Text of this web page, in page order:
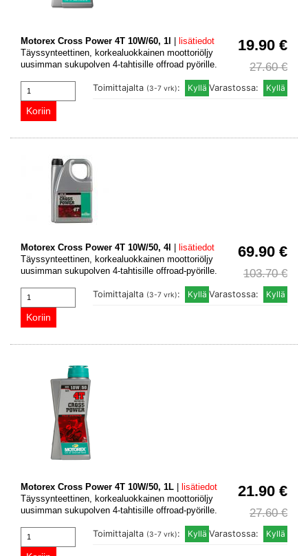
19.90 €
27.60 €
Motorex Cross Power 4T 10W/60, 1l
lisätiedot
Täyssynteettinen, korkealuokkainen moottoriöljy
uusimman sukupolven 4-tahtisille offroad pyörille.
Varastossa:
Toimittajalta (3-7 vrk):
69.90 €
103.70 €
Motorex Cross Power 4T 10W/50, 4l
lisätiedot
Täyssynteettinen, korkealuokkainen moottoriöljy
uusimman sukupolven 4-tahtisille offroad-pyörille.
Varastossa:
Toimittajalta (3-7 vrk):
21.90 €
27.60 €
Motorex Cross Power 4T 10W/50, 1L
lisätiedot
Täyssynteettinen, korkealuokkainen moottoriöljy
uusimman sukupolven 4-tahtisille offroad-pyörille.
Varastossa:
Toimittajalta (3-7 vrk):